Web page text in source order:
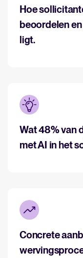
Hoe
beoordelen
ligt.
Wat 48% van
met AI in het
Concrete